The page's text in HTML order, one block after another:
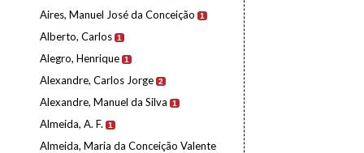
Aires, Manuel José da Conceição 1
Alberto, Carlos 1
Alegro, Henrique 1
Alexandre, Carlos Jorge 2
Alexandre, Manuel da Silva 1
Almeida, A. F. 1
Almeida, Maria da Conceição Valente